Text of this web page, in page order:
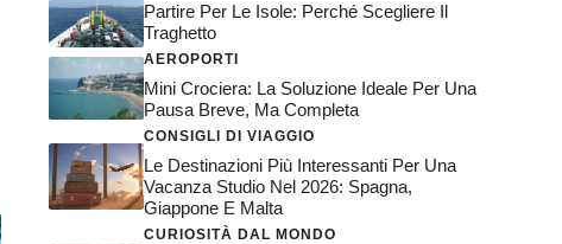
Partire Per Le Isole: Perché Scegliere Il
Traghetto
AEROPORTI
Mini Crociera: La Soluzione Ideale Per Una
Pausa Breve, Ma Completa
CONSIGLI DI VIAGGIO
Le Destinazioni Più Interessanti Per Una
Vacanza Studio Nel 2026: Spagna,
Giappone E Malta
CURIOSITÀ DAL MONDO